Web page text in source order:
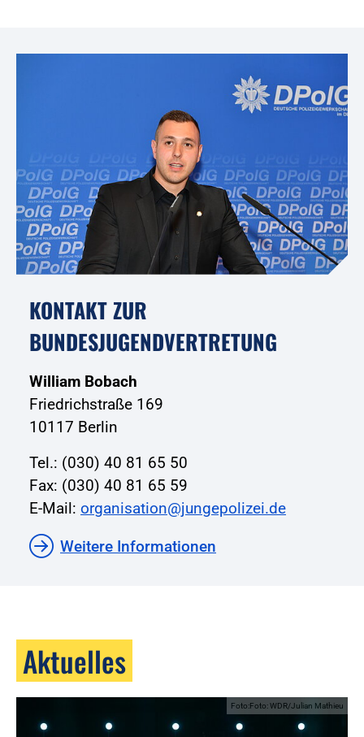
KONTAKT ZUR
BUNDESJUGENDVERTRETUNG
William Bobach
Friedrichstraße 169
10117 Berlin
Tel.: (030) 40 81 65 50
Fax: (030) 40 81 65 59
E-Mail: organisation@jungepolizei.de
Weitere Informationen
Aktuelles
Foto:Foto: WDR/Julian Mathieu